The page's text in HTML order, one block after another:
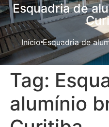
Esquadria de
Início Esquadria de
Tag:
alumínio